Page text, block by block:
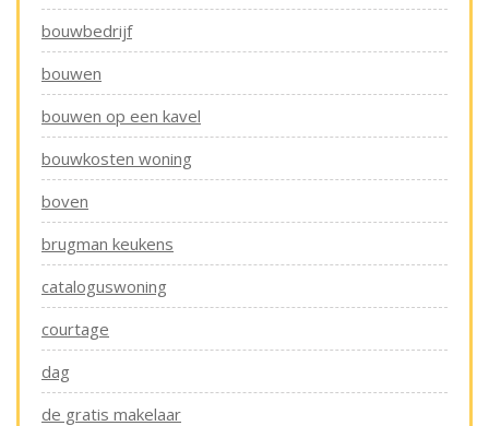
bouwbedrijf
bouwen
bouwen op een kavel
bouwkosten woning
boven
brugman keukens
cataloguswoning
courtage
dag
de gratis makelaar